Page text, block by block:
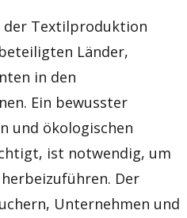
der Textilproduktion
Länder,
in den
Ein bewusster
und ökologischen
ist notwendig, um
Der
Unternehmen und